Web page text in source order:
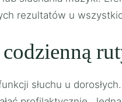
rezultatów u
słuchu u